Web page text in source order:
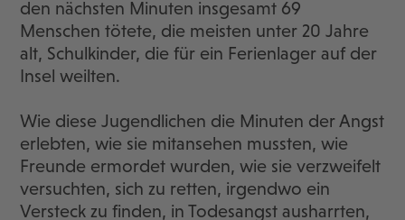
den nächsten Minuten insgesamt 69
Menschen tötete, die meisten unter 20 Jahre
alt, Schulkinder, die für ein Ferienlager auf der
Insel weilten.
Wie diese Jugendlichen die Minuten der Angst
erlebten, wie sie mitansehen mussten, wie
Freunde ermordet wurden, wie sie verzweifelt
versuchten, sich zu retten, irgendwo ein
Versteck zu finden, in Todesangst ausharrten,